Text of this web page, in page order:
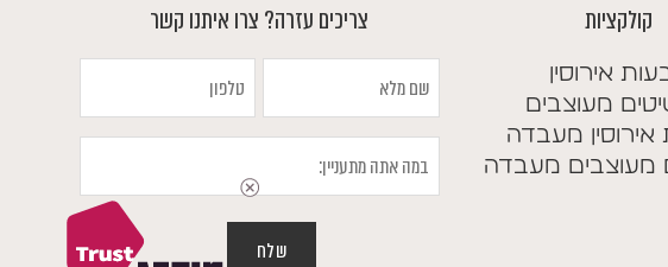
קולקציות
אירוסין
מעוצבים
אירוסין מעבדה
מעוצבים מעבדה
צריכים עזרה? צרו איתנו קשר
מלא
טלפון
אתה